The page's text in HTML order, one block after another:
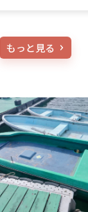
もっと見る